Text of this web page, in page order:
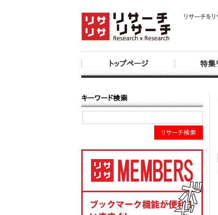
リサーチを
トップページ 特集
キーワード検索
リサーチ検索